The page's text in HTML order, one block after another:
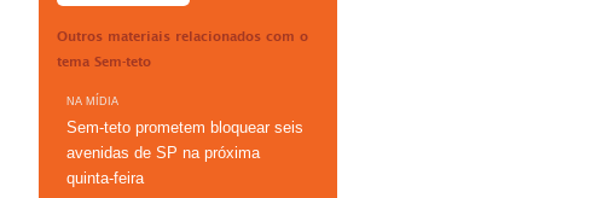
Outros materiais relacionados com o
tema Sem-teto
NA MÍDIA
Sem-teto prometem bloquear seis
avenidas de SP na próxima
quinta-feira